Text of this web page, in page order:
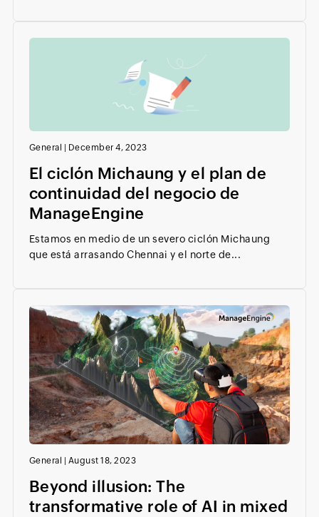
General | December 4, 2023
El ciclón Michaung y el plan de
continuidad del negocio de
ManageEngine
Estamos en medio de un severo ciclón Michaung
que está arrasando Chennai y el norte de...
General August 18, 2023
Beyond illusion: The
transformative role of AI in mixed